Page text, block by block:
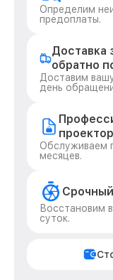
Определим
предоплаты.
Доставка
обратно
Доставим
день
Обслуживаем
месяцев.
Восстановим
суток.